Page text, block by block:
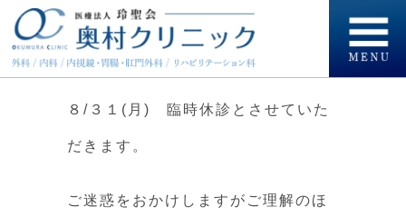
８/３１(月) 臨時休診とさせていた
だきます。
ご迷惑をおかけしますがご理解のほ